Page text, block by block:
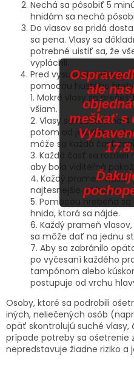
Nechá sa pôsobiť 5
hnidám sa nechá
Do vlasov sa pridá
sa pena. Vlasy sa
potrebné uistiť sa, že
vypláchli.
Pred vysušením vlasov
pomocou hustého
1. Mokré vlasy sa
všiam.
2. Vlasy sa rozdelia na
potom od jedného
môže sa každá časť
3. Každá časť sa
aby bola viditeľná
4. Každý prameň
najtesnejšie pri hlave.
5. Pomocou hrebeňa
hnida, ktorá sa nájde.
6. Každý prameň
sa môže dať na jednu
7. Aby sa zabránilo
po vyčesaní každého
tampónom alebo
postupuje od vrchu
Osoby, ktoré sa podrobili
iných, neliečených osôb
opäť skontrolujú suché vlasy,
prípade potreby sa ošetrenie
nepredstavuje žiadne riziko a
ale
meškať s